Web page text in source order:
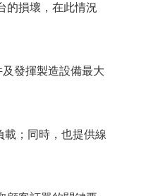
的損壞，在此情況
發揮製造設備最大
載；同時，也提供線